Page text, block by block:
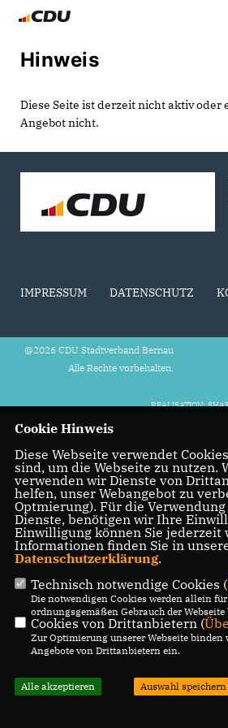
Hinweis
Diese Seite ist derzeit nicht aktiv
Angebot nicht.
IMPRESSUM DATENSCHUTZ
@2026 CDU Stadtverband Bernau
Alle Rechte vorbehalten.
REALISATION:
Cookie Hinweis
Diese Webseite verwendet
sind, um die Webseite zu nutzen.
verwenden wir Dienste von
helfen, unser Webangebot zu
Optmierung). Für die
Dienste, benötigen wir Ihre
Einwilligung können Sie jederzeit
Informationen finden Sie in
Datenschutzerklärung.
Technisch notwendige Cookies (
Die notwendigen Cookies werden allein
ordnungsgemäßen Gebrauch der
Cookies von Drittanbietern (
Zur Optimierung unserer Webseite binden
Angebote von Drittanbietern ein.
Alle akzeptieren Auswahl speichern